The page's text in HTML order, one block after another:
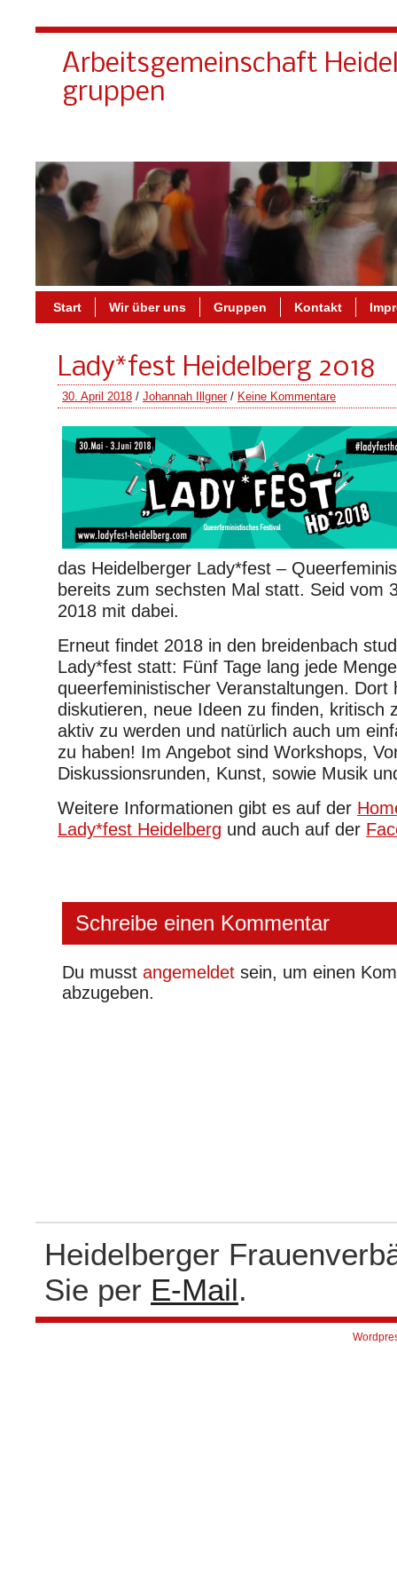
Arbeitsgemeinschaft
gruppen
Start Wir über uns Gruppen Kontakt
Lady*fest Heidelberg 2018
30. April 2018 / Johannah Illgner/ Keine Kommentare
das Heidelberger Lady*fest –
bereits zum sechsten Mal statt. Seid vom
2018 mit dabei.
Erneut findet 2018 in den breidenbach
Lady*fest statt: Fünf Tage lang jede Menge
queerfeministischer Veranstaltungen. Dort
diskutieren, neue Ideen zu finden, kritisch
aktiv zu werden und natürlich auch um
zu haben! Im Angebot sind Workshops,
Diskussionsrunden, Kunst, sowie Musik
Weitere Informationen gibt es auf der
Lady*fest Heidelberg und auch auf der
Schreibe einen Kommentar
Du musst angemeldet sein, um einen
abzugeben.
Heidelberger
Sie per E-Mail.